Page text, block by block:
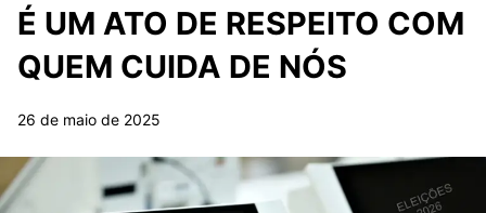
É UM ATO DE RESPEITO COM
QUEM CUIDA DE NÓS
26 de maio de 2025